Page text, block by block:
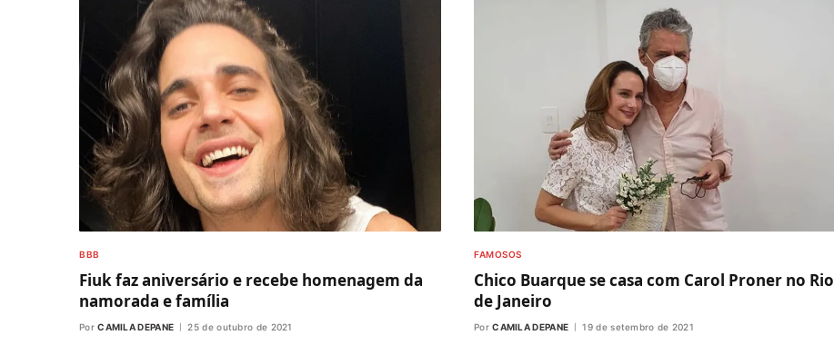
BBB
Fiuk faz aniversário e recebe homenagem da
namorada e família
Por CAMILA DEPANE 25 de outubro de 2021
FAMOSOS
Chico Buarque se casa com Carol Proner no Rio
de Janeiro
Por CAMILA DEPANE 19 de setembro de 2021